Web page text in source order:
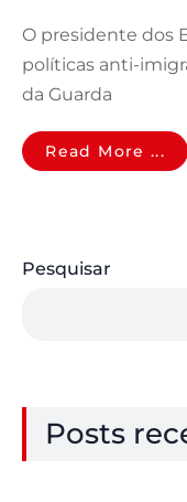
O presidente dos
políticas anti-
da Guarda
Read More ...
Pesquisar
Posts